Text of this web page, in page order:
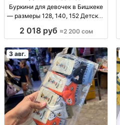
Буркини для девочек в Бишкеке
— размеры 128, 140, 152 Детские
комбинированный верх, р-р
ограниченная парти
2 018 руб ≈2 200 сом
3 авг.